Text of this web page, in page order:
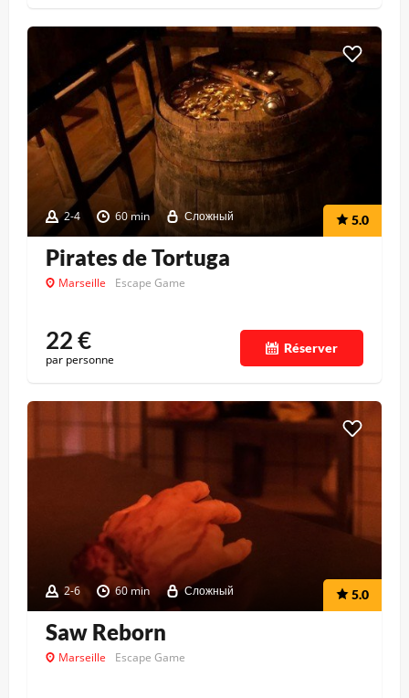
2-4 60 min Сложный 5.0
Pirates de Tortuga
Marseille Escape Game
22€
par personne
Réserver
2-6 60 min Сложный 5.0
Saw Reborn
Marseille Escape Game